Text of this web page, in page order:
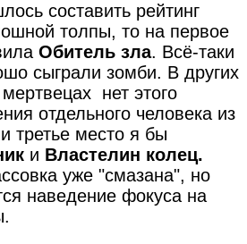
составить рейтинг
толпы, то на первое
Обитель зла. Всё-таки
сыграли зомби. В других
нет этого
отдельного человека из
третье место я бы
и Властелин колец.
уже "смазана", но
наведение фокуса на